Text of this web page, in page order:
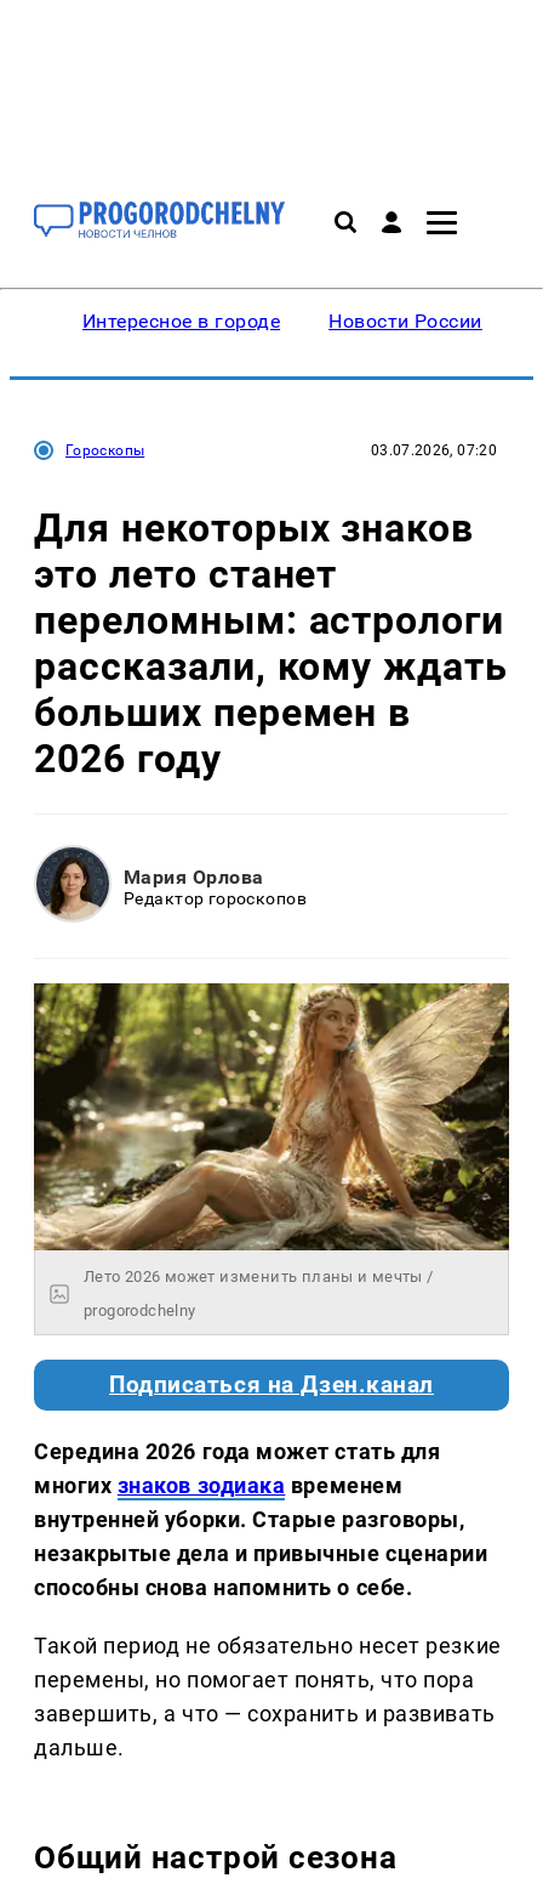
Интересное в городе Новости России
Гороскопы 03.07.2026, 07:20
Для некоторых знаков
это лето станет
переломным: астрологи
рассказали, кому ждать
больших перемен в
2026 году
Мария Орлова
Редактор гороскопов
Лето 2026 может изменить планы и мечты /
progorodchelny
Подписаться на Дзен.канал
Середина 2026 года может стать для
многих знаков зодиака временем
внутренней уборки. Старые разговоры,
незакрытые дела и привычные сценарии
способны снова напомнить о себе.
Такой период не обязательно несет резкие
перемены, но помогает понять, что пора
завершить, а что — сохранить и развивать
дальше.
Общий настрой сезона